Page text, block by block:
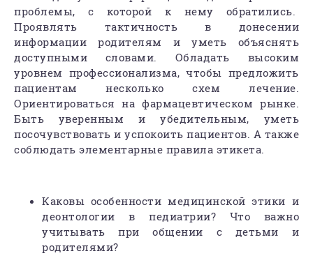
проблемы, с которой к нему обратились.
Проявлять тактичность в донесении
информации родителям и уметь объяснять
доступными словами. Обладать высоким
уровнем профессионализма, чтобы предложить
пациентам несколько схем лечение.
Ориентироваться на фармацевтическом рынке.
Быть уверенным и убедительным, уметь
посочувствовать и успокоить пациентов. А также
соблюдать элементарные правила этикета.
Каковы особенности медицинской этики и
деонтологии в педиатрии? Что важно
учитывать при общении с детьми и
родителями?